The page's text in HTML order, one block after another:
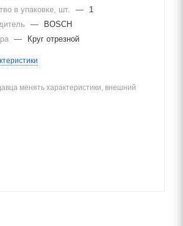
в упаковке, шт.
—
1
—
BOSCH
— Круг отрезной
менять характеристики, внешний